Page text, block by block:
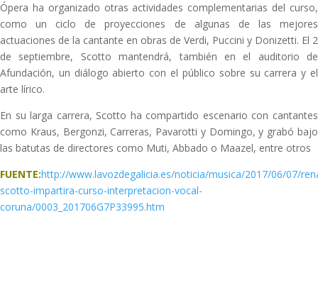
Ópera ha organizado otras actividades complementarias del curso,
como un ciclo de proyecciones de algunas de las mejores
actuaciones de la cantante en obras de Verdi, Puccini y Donizetti. El 2
de septiembre, Scotto mantendrá, también en el auditorio de
Afundación, un diálogo abierto con el público sobre su carrera y el
arte lírico.
En su larga carrera, Scotto ha compartido escenario con cantantes
como Kraus, Bergonzi, Carreras, Pavarotti y Domingo, y grabó bajo
las batutas de directores como Muti, Abbado o Maazel, entre otros
FUENTE:http://www.lavozdegalicia.es/noticia/musica/2017/06/07/
scotto-impartira-curso-interpretacion-vocal-
coruna/0003_201706G7P33995.htm